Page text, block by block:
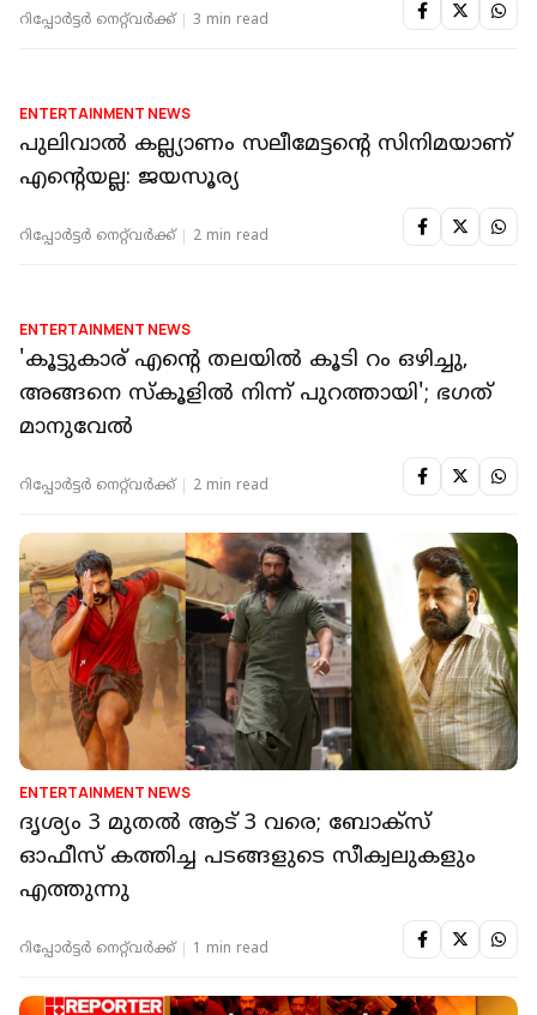
ENTERTAINMENT NEWS
ആട് എനിക്ക് ആദ്യം വർക്ക് ആയില്ല, ഞാൻ
ചെയ്യേണ്ട സിനിമ അല്ലെന്ന് പറഞ്ഞു; ജയസൂര്യ
റിപ്പോർട്ടർ നെറ്റ്‌വര്‍ക്ക്‌ 3 min read
ENTERTAINMENT NEWS
പുലിവാല്‍ കല്ല്യാണം സലീമേട്ടന്റെ സിനിമയാണ്
എന്റെയല്ല: ജയസൂര്യ
റിപ്പോർട്ടർ നെറ്റ്‌വര്‍ക്ക്‌ 2 min read
'കൂട്ടുകാര്‌ എന്റെ തലയില്‍ കൂടി റം ഒഴിച്ചു,